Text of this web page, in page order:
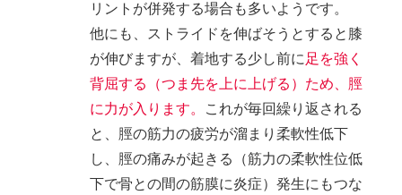
リントが併発する場合も多いようです。
他にも、ストライドを伸ばそうとすると膝
が伸びますが、着地する少し前に 足を強く
背屈する（つま先を上に上げる）ため、脛
に力が入ります。
これが毎回繰り返される
と、脛の筋力の疲労が溜まり柔軟性低下
し、脛の痛みが起きる（筋力の柔軟性位低
下で骨との間の筋膜に炎症）発生にもつな